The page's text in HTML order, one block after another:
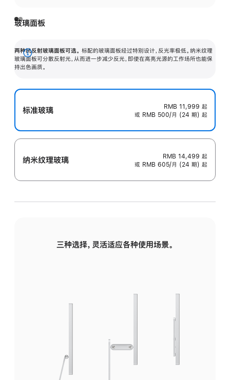
玻璃面板
两种抗反射玻璃面板可选。 标配的玻璃面板经过特别设计，反光率极低。纳米纹理
玻璃面板可分散反射光，从而进一步减少反光，即使在高亮光源的工作场所也能保
持出色画质。
展
开
标准玻璃 RMB 11,999 起
或 RMB 500/月 (24 期) 起
纳米纹理玻璃 RMB 14,499 起
或 RMB 605/月 (24 期) 起
三种选择，灵活适应各种使用场景。